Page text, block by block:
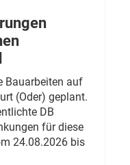
Bauarbeiten auf
(Oder) geplant.
DB
für diese
24.08.2026 bis